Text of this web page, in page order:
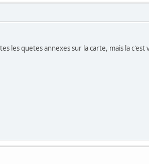
les quetes annexes sur la carte, mais la